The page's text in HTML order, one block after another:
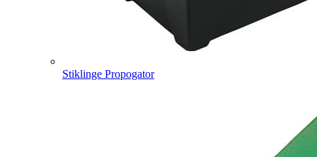
Stiklinge Propogator